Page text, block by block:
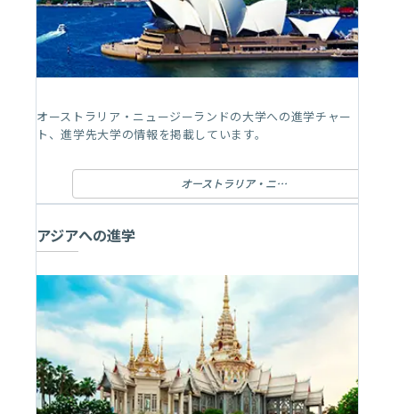
オーストラリア・ニュージーランドの大学への進学チャー
ト、進学先大学の情報を掲載しています。
オーストラリア・ニュージーランドへの進学
アジアへの進学